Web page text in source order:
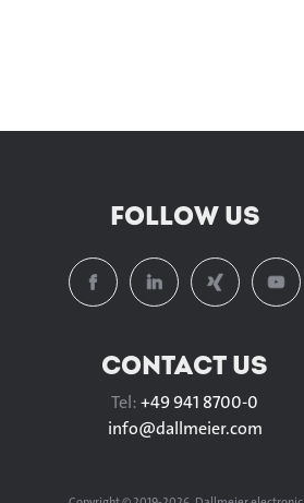
FOLLOW US
CONTACT US
Tel:+49 941 8700-0
info@dallmeier.com